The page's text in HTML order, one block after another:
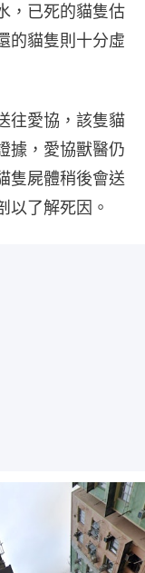
，已死的貓隻估
的貓隻則十分虛
往愛協，該隻貓
據，愛協獸醫仍
隻屍體稍後會送
以了解死因。